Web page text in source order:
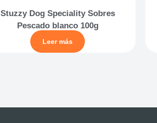
Stuzzy Dog Speciality Sobres
Pescado blanco 100g
Leer más